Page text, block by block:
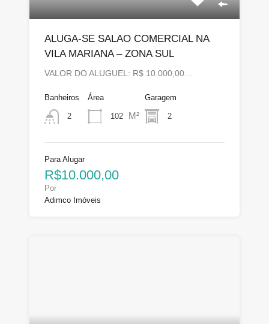
ALUGA-SE SALAO COMERCIAL NA
VILA MARIANA – ZONA SUL
VALOR DO ALUGUEL: R$ 10.000,00…
Banheiros
2
Área
102 M²
Garagem
2
Para Alugar
R$10.000,00
Por
Adimco Imóveis